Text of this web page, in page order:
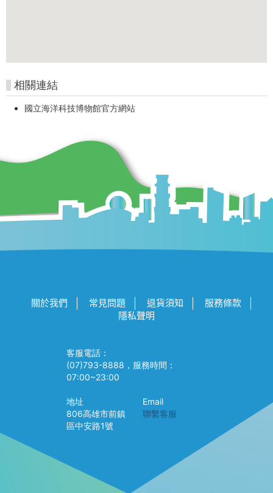
相關連結
國立海洋科技博物館官方網站
關於我們 常見問題 退貨須知
服務條款
隱私聲明
客服電話：
(07)793-8888，服務時間：
07:00~23:00
地址
806高雄市前鎮
區中安路1號
Email
聯繫客服